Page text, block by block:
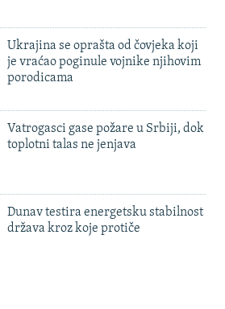
Ukrajina se oprašta od čovjeka koji
je vraćao poginule vojnike njihovim
porodicama
Vatrogasci gase požare u Srbiji, dok
toplotni talas ne jenjava
Dunav testira energetsku stabilnost
država kroz koje protiče